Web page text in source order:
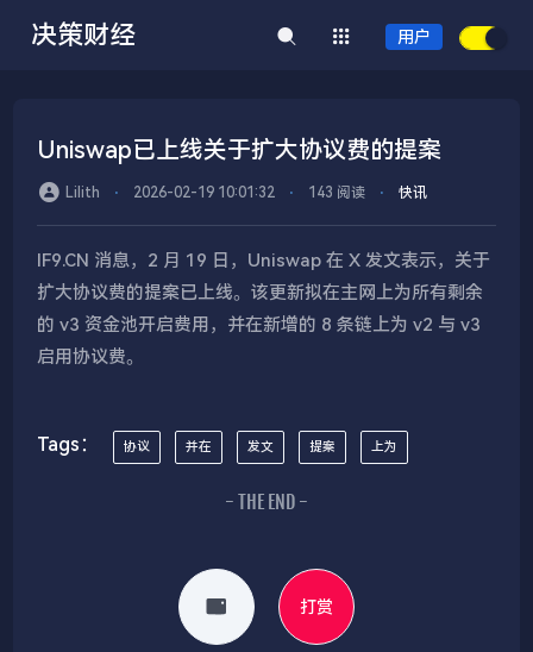
决策财经 用户
Uniswap已上线关于扩大协议费的提案
Lilith ⋅ 2026-02-19 10:01:32 ⋅ 143 阅读 ⋅ 快讯
IF9.CN 消息，2 月 19 日，Uniswap 在 X 发文表示，关于
扩大协议费的提案已上线。该更新拟在主网上为所有剩余
的 v3 资金池开启费用，并在新增的 8 条链上为 v2 与 v3
启用协议费。
Tags： 协议 并在 发文 提案 上为
- THE END -
打赏